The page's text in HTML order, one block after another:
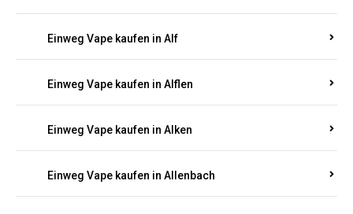
Einweg Vape kaufen in Alf
Einweg Vape kaufen in Alflen
Einweg Vape kaufen in Alken
Einweg Vape kaufen in Allenbach